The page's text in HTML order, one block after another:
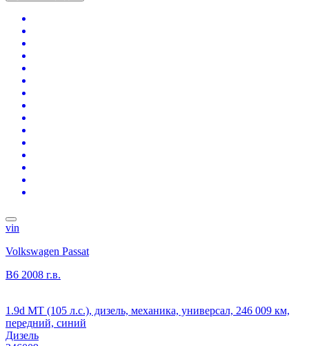
vin
Volkswagen Passat
B6 2008 г.в.
1.9d MT (105 л.с.), дизель, механика, универсал, 246 009 км,
передний, синий
Дизель